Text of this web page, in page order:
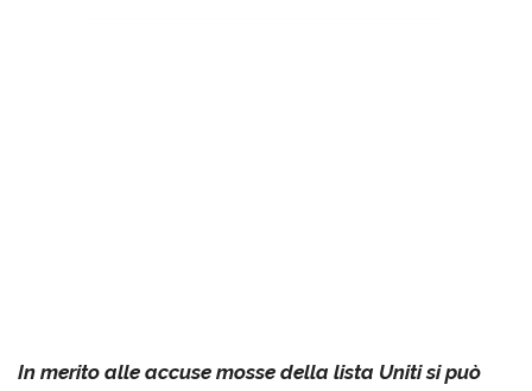
In merito alle accuse mosse della lista Uniti si può